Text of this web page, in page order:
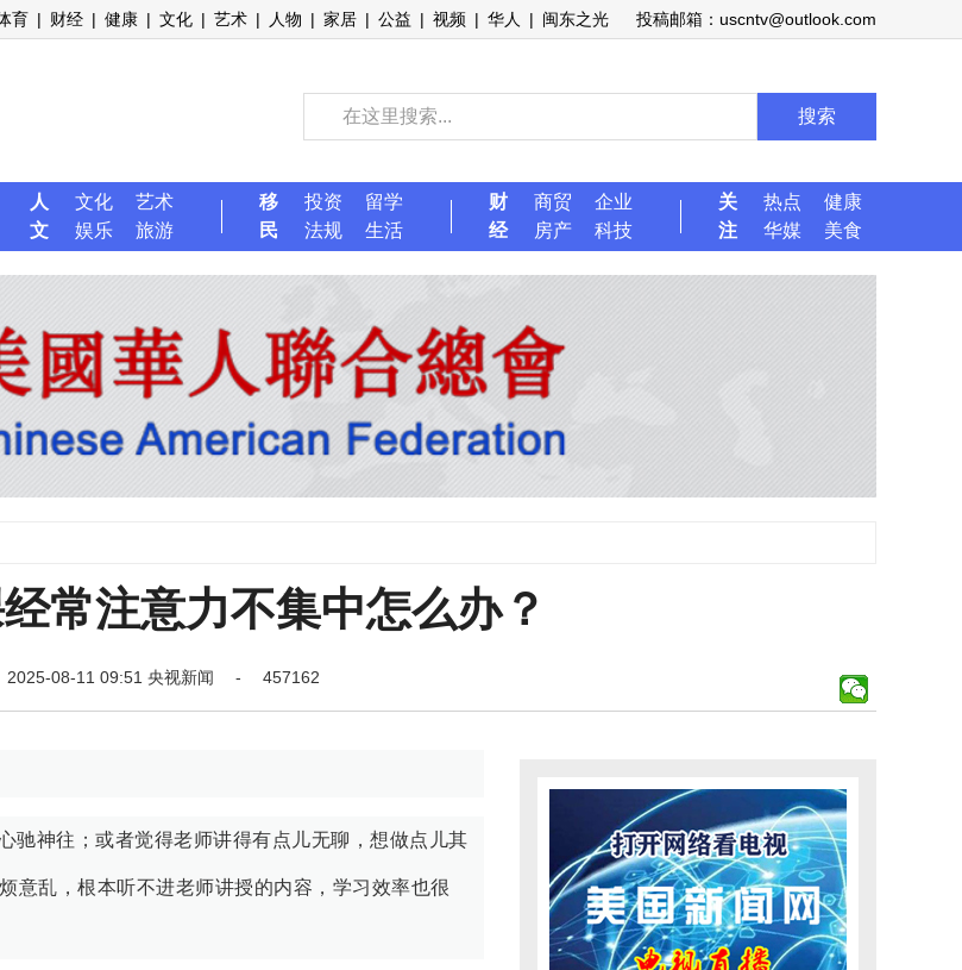
育 | 财经 | 健康 | 文化 | 艺术 | 人物 | 家居 | 公益 | 视频 | 华人 | 闽东之光 投稿邮箱：uscntv@outlook.com
搜索
人
文
文化
艺术
娱乐
旅游
移
民
投资
留学
法规
生活
财
经
商贸
企业
房产
科技
关
注
热点
健康
华媒
美食
常注意力不集中怎么办？
2025-08-11 09:51 央视新闻 - 457162
驰神往；或者觉得老师讲得有点儿无聊，想做点儿其
意乱，根本听不进老师讲授的内容，学习效率也很